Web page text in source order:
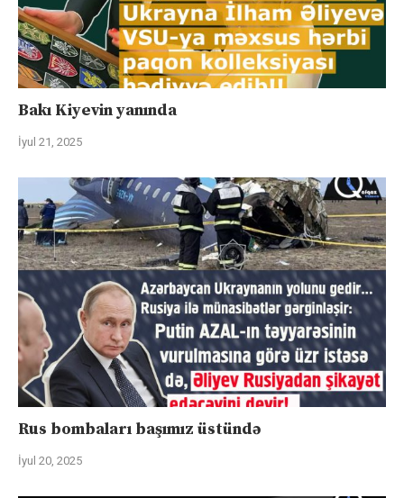
Bakı Kiyevin yanında
İyul 21, 2025
Rus bombaları başımız üstündə
İyul 20, 2025